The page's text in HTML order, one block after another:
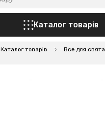
Каталог товарів
Каталог товарів Все для свята